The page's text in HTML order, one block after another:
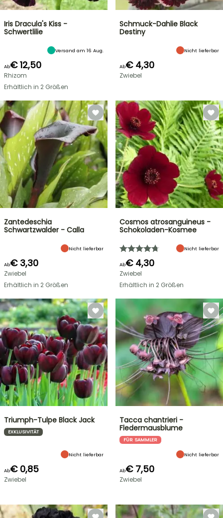
Iris Dracula's Kiss -
Schwertlilie
Versand am 16 Aug.
Ab€ 12,50
Rhizom
Erhältlich in 2 Größen
Schmuck-Dahlie Black
Destiny
Nicht lieferbar
Ab€ 4,30
Zwiebel
Zantedeschia
Schwartzwalder - Calla
Nicht lieferbar
Ab€ 3,30
Zwiebel
Erhältlich in 2 Größen
Cosmos atrosanguineus -
Schokoladen-Kosmee
Nicht lieferbar
Ab€ 4,30
Zwiebel
Erhältlich in 2 Größen
Triumph-Tulpe Black Jack
EXKLUSIVITÄT
Nicht lieferbar
Ab€ 0,85
Zwiebel
Tacca chantrieri -
Fledermausblume
FÜR SAMMLER
Nicht lieferbar
Ab€ 7,50
Zwiebel